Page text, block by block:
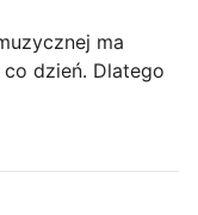
ma
dzień. Dlatego